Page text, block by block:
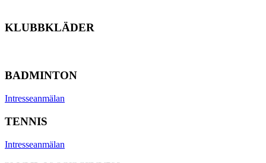
KLUBBKLÄDER
BADMINTON
Intresseanmälan
TENNIS
Intresseanmälan